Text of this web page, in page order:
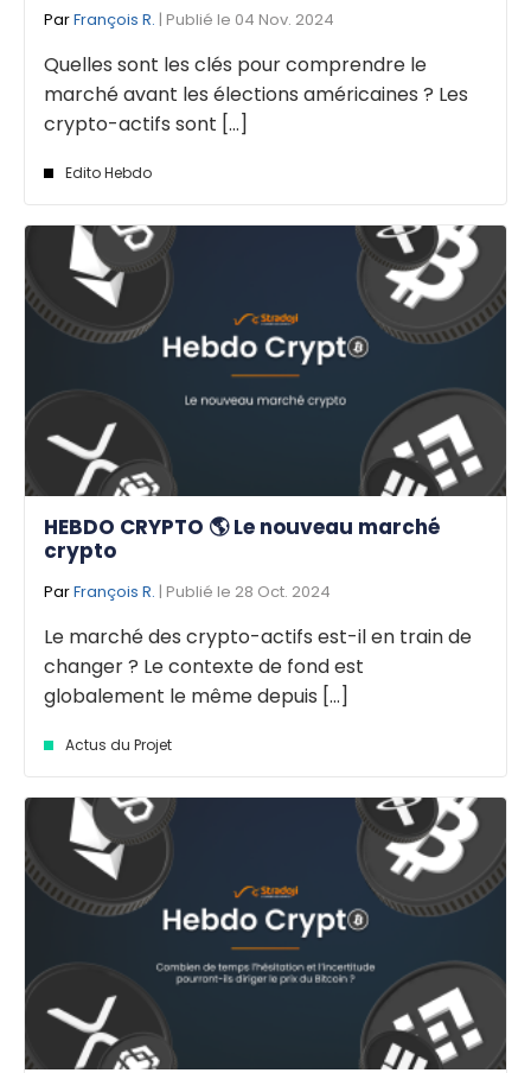
ParFrançois R. | Publié le 04 Nov. 2024
Quelles sont les clés pour comprendre le
marché avant les élections américaines ? Les
crypto-actifs sont [...]
Edito Hebdo
HEBDO CRYPTO 🌎 Le nouveau marché
crypto
ParFrançois R. | Publié le 28 Oct. 2024
Le marché des crypto-actifs est-il en train de
changer ? Le contexte de fond est
globalement le même depuis [...]
Actus du Projet